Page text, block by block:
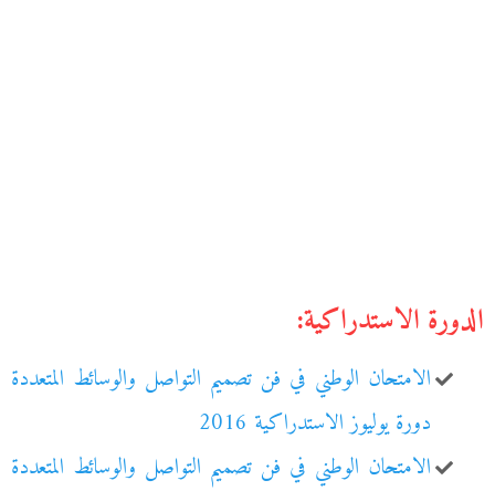
الدورة الاستدراكية:
الامتحان الوطني في فن تصميم التواصل والوسائط المتعددة
دورة يوليوز الاستدراكية 2016
الامتحان الوطني في فن تصميم التواصل والوسائط المتعددة